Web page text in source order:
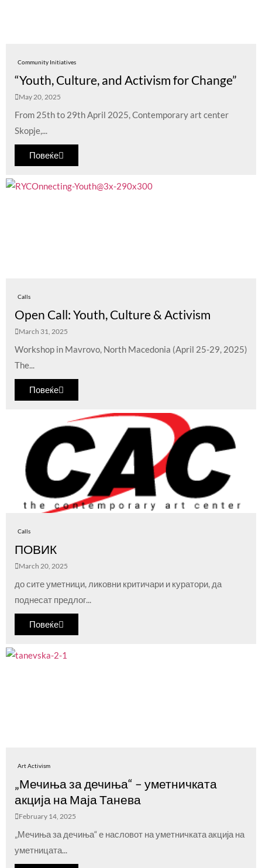
Community Initiatives
“Youth, Culture, and Activism for Change”
May 20, 2025
From 25th to 29th April 2025, Contemporary art center
Skopje,...
Повеќе
Calls
Open Call: Youth, Culture & Activism
March 31, 2025
Workshop in Mavrovo, North Macedonia (April 25-29, 2025)
The...
Повеќе
Calls
ПОВИК
March 20, 2025
до сите уметници, ликовни критичари и куратори, да
поднесат предлог...
Повеќе
Art Activism
„Мечиња за дечиња“ – уметничката
акција на Маја Танева
February 14, 2025
„Мечиња за дечиња“ е насловот на уметничката акција на
уметницата...